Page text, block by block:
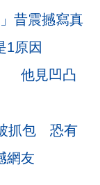
昔震撼寫真
1原因
他見凹凸
抓包 恐有
網友